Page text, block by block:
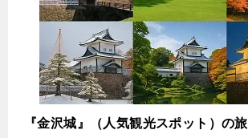
『金沢城』（人気観光スポット）の